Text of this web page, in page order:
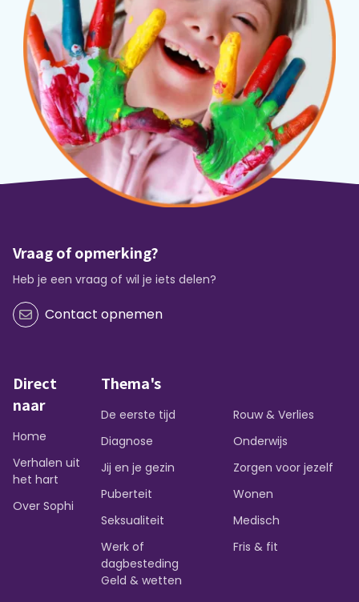
Vraag of opmerking?
Heb je een vraag of wil je iets delen?
Contact opnemen
Direct
naar
Home
Verhalen uit
het hart
Over Sophi
Thema's
De eerste tijd
Diagnose
Jij en je gezin
Puberteit
Seksualiteit
Werk of
dagbesteding
Rouw & Verlies
Onderwijs
Zorgen voor jezelf
Wonen
Medisch
Fris & fit
Geld & wetten